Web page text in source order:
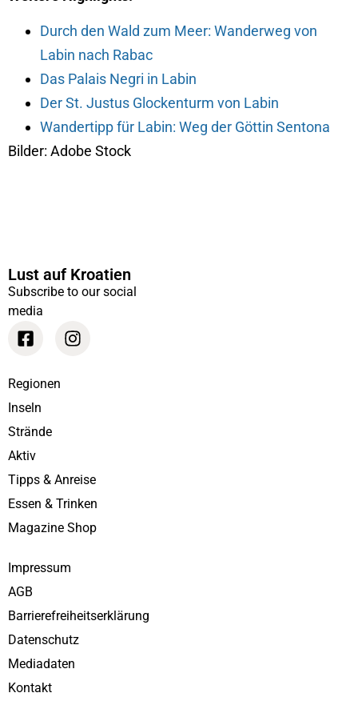
Durch den Wald zum Meer: Wanderweg von
Labin nach Rabac
Das Palais Negri in Labin
Der St. Justus Glockenturm von Labin
Wandertipp für Labin: Weg der Göttin Sentona
Bilder: Adobe Stock
Lust auf Kroatien
Subscribe to our social
media
Regionen
Inseln
Strände
Aktiv
Tipps & Anreise
Essen & Trinken
Magazine Shop
Impressum
AGB
Barrierefreiheitserklärung
Datenschutz
Mediadaten
Kontakt